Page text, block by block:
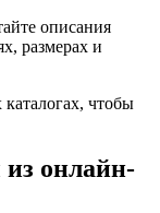
описания
размерах и
чтобы
онлайн-